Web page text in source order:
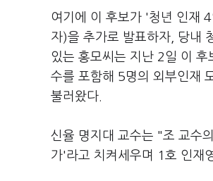
여기에 이 후보가 '청년 인재
자)을 추가로 발표하자, 당내
있는 홍모씨는 지난 2일 이
수를 포함해 5명의 외부인재
불러왔다.
신율 명지대 교수는 "조 교수
가'라고 치켜세우며 1호 인재